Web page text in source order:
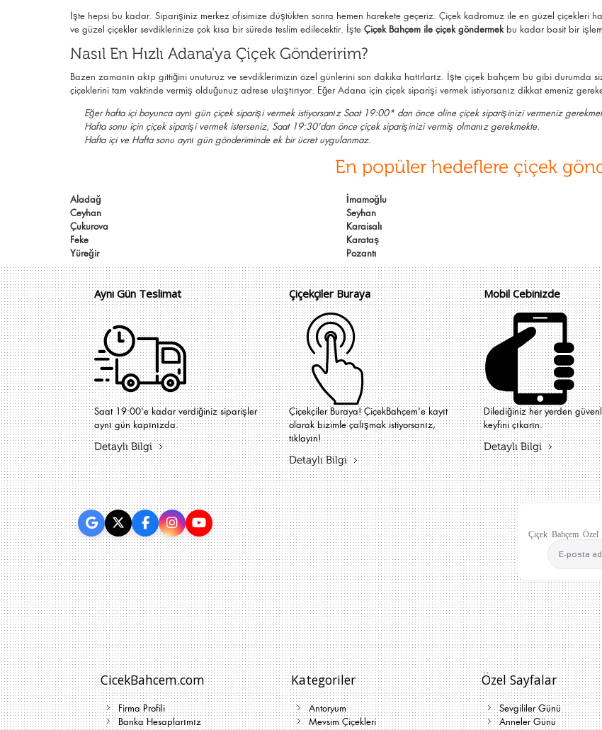
İşte hepsi bu kadar. Siparişiniz merkez ofisimize düştükten sonra hemen harekete geçeriz. Çiçek kadromuz ile en güzel çiçekleri
ve güzel çiçekler sevdiklerinize çok kısa bir sürede teslim edilecektir. İşte Çiçek Bahçem ile çiçek göndermekbu kadar basit bir
Nasıl En Hızlı Adana'ya Çiçek Gönderirim?
Bazen zamanın akıp gittiğini unuturuz ve sevdiklerimizin özel günlerini son dakika hatırlarız. İşte çiçek bahçem bu gibi durumda
çiçeklerini tam vaktinde vermiş olduğunuz adrese ulaştırıyor. Eğer Adana için çiçek siparişi vermek istiyorsanız dikkat emeniz
Eğer hafta içi boyunca aynı gün çiçek siparişi vermek istiyorsanız Saat 19:00* dan önce oline çiçek siparişinizi vermeniz
Hafta sonu için çiçek siparişi vermek isterseniz, Saat 19:30'dan önce çiçek siparişinizi vermiş olmanız gerekmekte.
Hafta içi ve Hafta sonu aynı gün gönderiminde ek bir ücret uygulanmaz.
En popüler hedeflere çiçek
Aladağ
Ceyhan
Çukurova
Feke
Yüreğir
İmamoğlu
Seyhan
Karaisalı
Karataş
Pozantı
Aynı Gün Teslimat
Saat 19:00'e kadar verdiğiniz siparişler
aynı gün kapınızda.
Detaylı Bilgi
Çiçekçiler Buraya
Çiçekçiler Buraya! ÇiçekBahçem'e kayıt
olarak bizimle çalışmak istiyorsanız,
tıklayın!
Detaylı Bilgi
Mobil Cebinizde
Dilediğiniz her yerden
keyfini çıkarın.
Detaylı Bilgi
Çiçek Bahçem
CicekBahcem.com
Firma Profili
Banka Hesaplarımız
Kategoriler
Antoryum
Mevsim Çiçekleri
Özel Sayfalar
Sevgililer Günü
Anneler Günü